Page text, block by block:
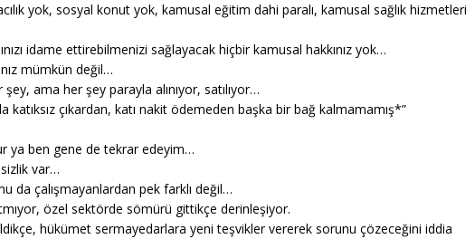
yok, sosyal konut yok, kamusal eğitim dahi paralı, kamusal sağlık hizmetleri
idame ettirebilmenizi sağlayacak hiçbir kamusal hakkınız yok…
mümkün değil…
şey, ama her şey parayla alınıyor, satılıyor…
katıksız çıkardan, katı nakit ödemeden başka bir bağ kalmamamış*”
ya ben gene de tekrar edeyim…
var…
da çalışmayanlardan pek farklı değil…
özel sektörde sömürü gittikçe derinleşiyor.
hükümet sermayedarlara yeni teşvikler vererek sorunu çözeceğini iddia